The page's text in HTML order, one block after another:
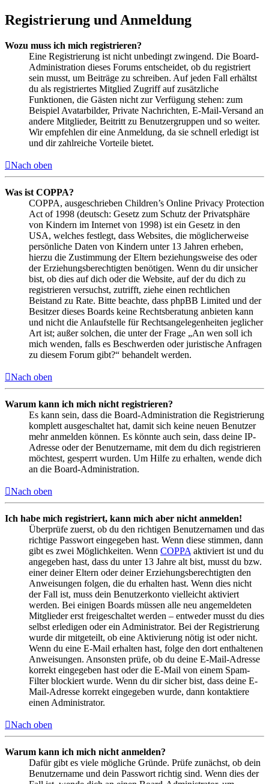
Registrierung und Anmeldung
Wozu muss ich mich registrieren?
Eine Registrierung ist nicht unbedingt zwingend. Die Board-
Administration dieses Forums entscheidet, ob du registriert
sein musst, um Beiträge zu schreiben. Auf jeden Fall erhältst
du als registriertes Mitglied Zugriff auf zusätzliche
Funktionen, die Gästen nicht zur Verfügung stehen: zum
Beispiel Avatarbilder, Private Nachrichten, E-Mail-Versand an
andere Mitglieder, Beitritt zu Benutzergruppen und so weiter.
Wir empfehlen dir eine Anmeldung, da sie schnell erledigt ist
und dir zahlreiche Vorteile bietet.
Nach oben
Was ist COPPA?
COPPA, ausgeschrieben Children’s Online Privacy Protection
Act of 1998 (deutsch: Gesetz zum Schutz der Privatsphäre
von Kindern im Internet von 1998) ist ein Gesetz in den
USA, welches festlegt, dass Websites, die möglicherweise
persönliche Daten von Kindern unter 13 Jahren erheben,
hierzu die Zustimmung der Eltern beziehungsweise des oder
der Erziehungsberechtigten benötigen. Wenn du dir unsicher
bist, ob dies auf dich oder die Website, auf der du dich zu
registrieren versuchst, zutrifft, ziehe einen rechtlichen
Beistand zu Rate. Bitte beachte, dass phpBB Limited und der
Besitzer dieses Boards keine Rechtsberatung anbieten kann
und nicht die Anlaufstelle für Rechtsangelegenheiten jeglicher
Art ist; außer solchen, die unter der Frage „An wen soll ich
mich wenden, falls es Beschwerden oder juristische Anfragen
zu diesem Forum gibt?“ behandelt werden.
Nach oben
Warum kann ich mich nicht registrieren?
Es kann sein, dass die Board-Administration die Registrierung
komplett ausgeschaltet hat, damit sich keine neuen Benutzer
mehr anmelden können. Es könnte auch sein, dass deine IP-
Adresse oder der Benutzername, mit dem du dich registrieren
möchtest, gesperrt wurden. Um Hilfe zu erhalten, wende dich
an die Board-Administration.
Nach oben
Ich habe mich registriert, kann mich aber nicht anmelden!
Überprüfe zuerst, ob du den richtigen Benutzernamen und das
richtige Passwort eingegeben hast. Wenn diese stimmen, dann
gibt es zwei Möglichkeiten. Wenn COPPA aktiviert ist und du
angegeben hast, dass du unter 13 Jahre alt bist, musst du bzw.
einer deiner Eltern oder deiner Erziehungsberechtigten den
Anweisungen folgen, die du erhalten hast. Wenn dies nicht
der Fall ist, muss dein Benutzerkonto vielleicht aktiviert
werden. Bei einigen Boards müssen alle neu angemeldeten
Mitglieder erst freigeschaltet werden – entweder musst du dies
selbst erledigen oder ein Administrator. Bei der Registrierung
wurde dir mitgeteilt, ob eine Aktivierung nötig ist oder nicht.
Wenn du eine E-Mail erhalten hast, folge den dort enthaltenen
Anweisungen. Ansonsten prüfe, ob du deine E-Mail-Adresse
korrekt eingegeben hast oder die E-Mail von einem Spam-
Filter blockiert wurde. Wenn du dir sicher bist, dass deine E-
Mail-Adresse korrekt eingegeben wurde, dann kontaktiere
einen Administrator.
Nach oben
Warum kann ich mich nicht anmelden?
Dafür gibt es viele mögliche Gründe. Prüfe zunächst, ob dein
Benutzername und dein Passwort richtig sind. Wenn dies der